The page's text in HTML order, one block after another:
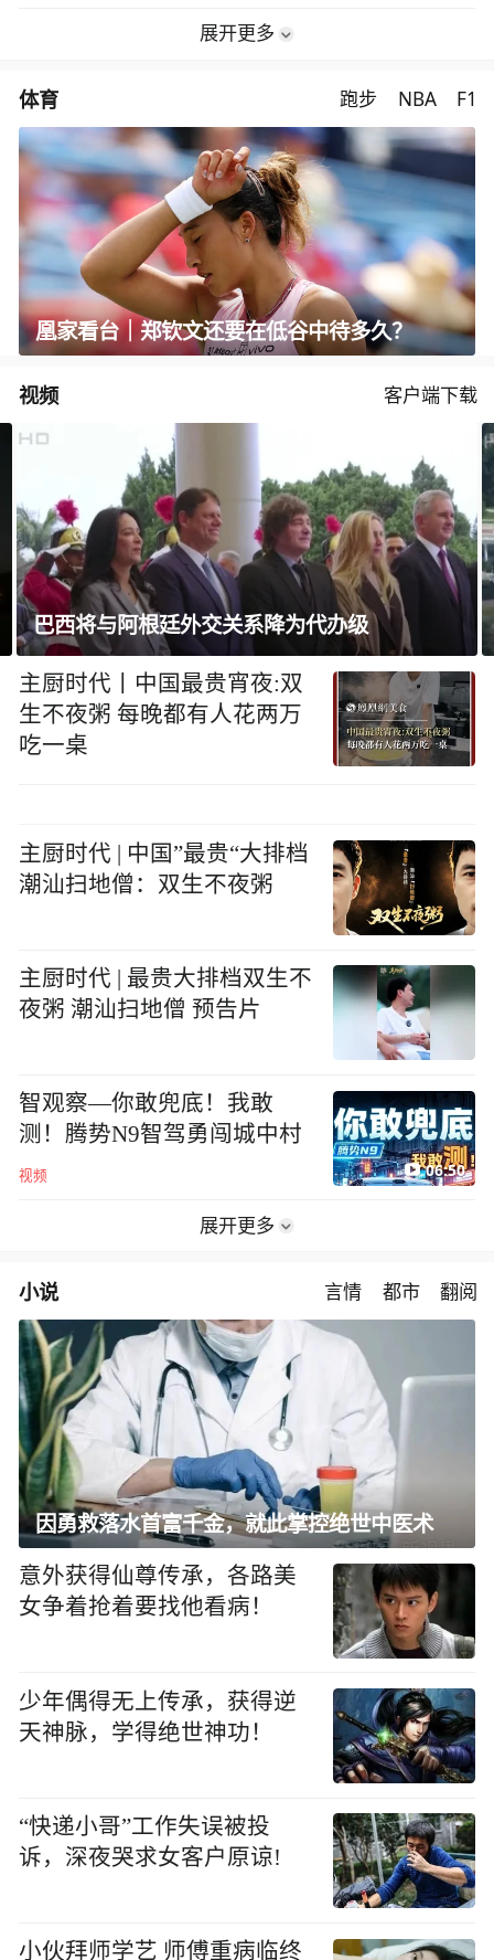
展开更多
体育 跑步 NBA F1
凰家看台｜郑钦文还要在低谷中待多久？
视频 客户端下载
巴西将与阿根廷外交关系降为代办级
主厨时代丨中国最贵宵夜:双
生不夜粥 每晚都有人花两万
吃一桌
主厨时代 | 中国”最贵“大排档
潮汕扫地僧：双生不夜粥
主厨时代 | 最贵大排档双生不
夜粥 潮汕扫地僧 预告片
智观察—你敢兜底！我敢
测！腾势N9智驾勇闯城中村
视频 06:50
展开更多
小说 言情 都市 翻阅
因勇救落水首富千金，就此掌控绝世中医术
意外获得仙尊传承，各路美
女争着抢着要找他看病！
少年偶得无上传承，获得逆
天神脉，学得绝世神功！
“快递小哥”工作失误被投
诉，深夜哭求女客户原谅!
小伙拜师学艺 师傅重病临终